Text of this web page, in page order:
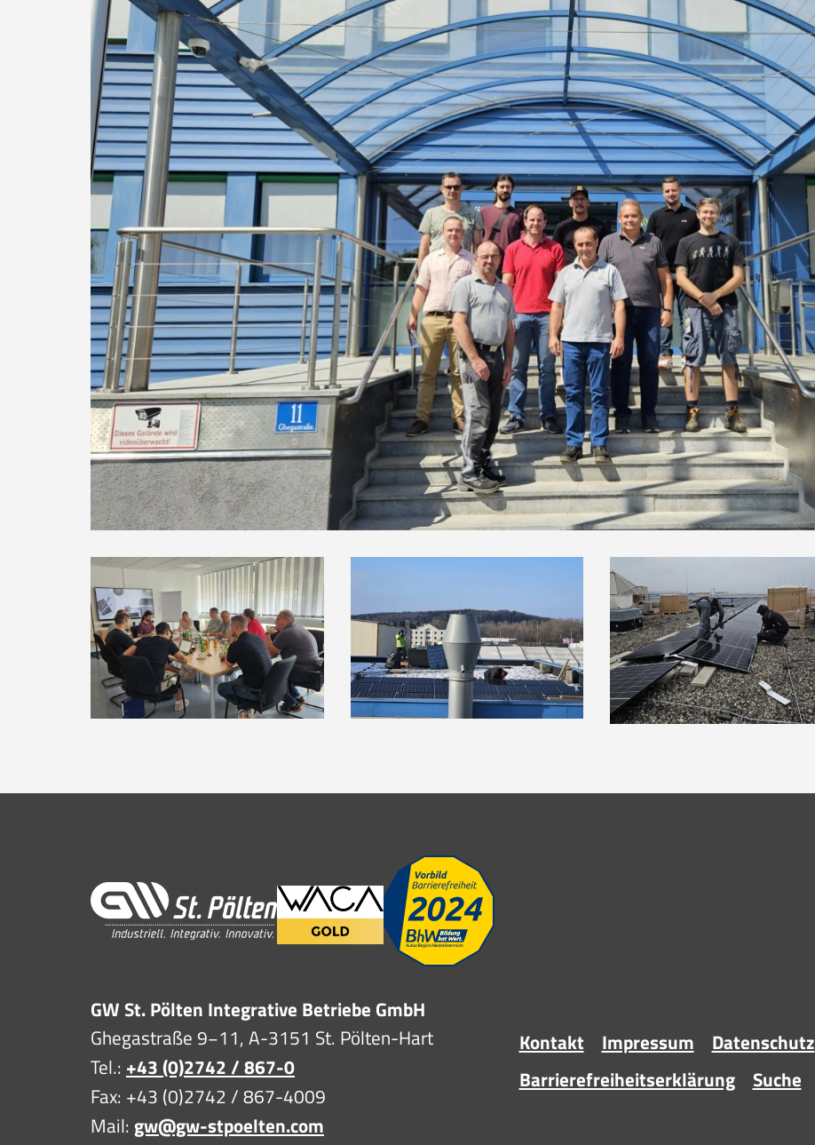
GW St. Pölten Integrative Betriebe GmbH
Ghegastraße 9−11, A-3151 St. Pölten-Hart
Tel.: +43 (0)2742 / 867-0
Fax: +43 (0)2742 / 867-4009
Mail: gw@gw-stpoelten.com
Kontakt Impressum Datenschutz
Barrierefreiheitserklärung
Suche